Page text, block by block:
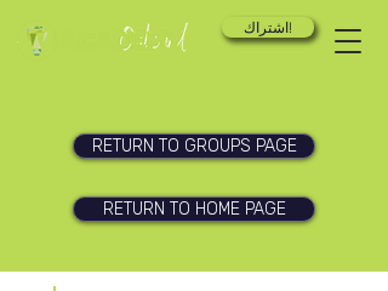
اشتراك!
RETURN TO GROUPS PAGE
RETURN TO HOME PAGE